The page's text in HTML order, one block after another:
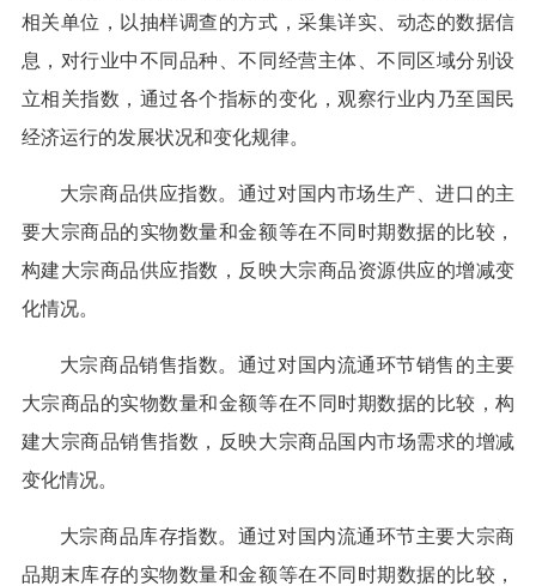
相关单位，以抽样调查的方式，采集详实、动态的数据信
息，对行业中不同品种、不同经营主体、不同区域分别设
立相关指数，通过各个指标的变化，观察行业内乃至国民
经济运行的发展状况和变化规律。
大宗商品供应指数。通过对国内市场生产、进口的主
要大宗商品的实物数量和金额等在不同时期数据的比较，
构建大宗商品供应指数，反映大宗商品资源供应的增减变
化情况。
大宗商品销售指数。通过对国内流通环节销售的主要
大宗商品的实物数量和金额等在不同时期数据的比较，构
建大宗商品销售指数，反映大宗商品国内市场需求的增减
变化情况。
大宗商品库存指数。通过对国内流通环节主要大宗商
品期末库存的实物数量和金额等在不同时期数据的比较，